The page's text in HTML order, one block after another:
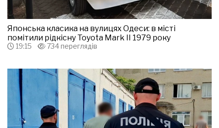
Японська класика на вулицях Одеси: в місті
помітили рідкісну Toyota Mark II 1979 року
19:15 734 переглядів